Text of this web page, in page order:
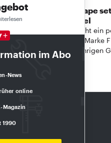
im Abo
News
online
Magazin
1990
so
Frogtape
Handel
Kip zieht ein
seiner Marke
diesjährigen